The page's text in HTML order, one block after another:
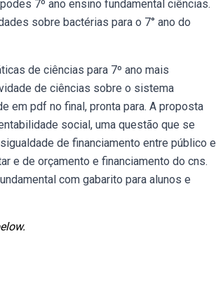
7º ano ensino fundamental ciências.
sobre bactérias para o 7° ano do
de ciências para 7º ano mais
de ciências sobre o sistema
em pdf no final, pronta para. A proposta
social, uma questão que se
de financiamento entre público e
e de orçamento e financiamento do cns.
com gabarito para alunos e